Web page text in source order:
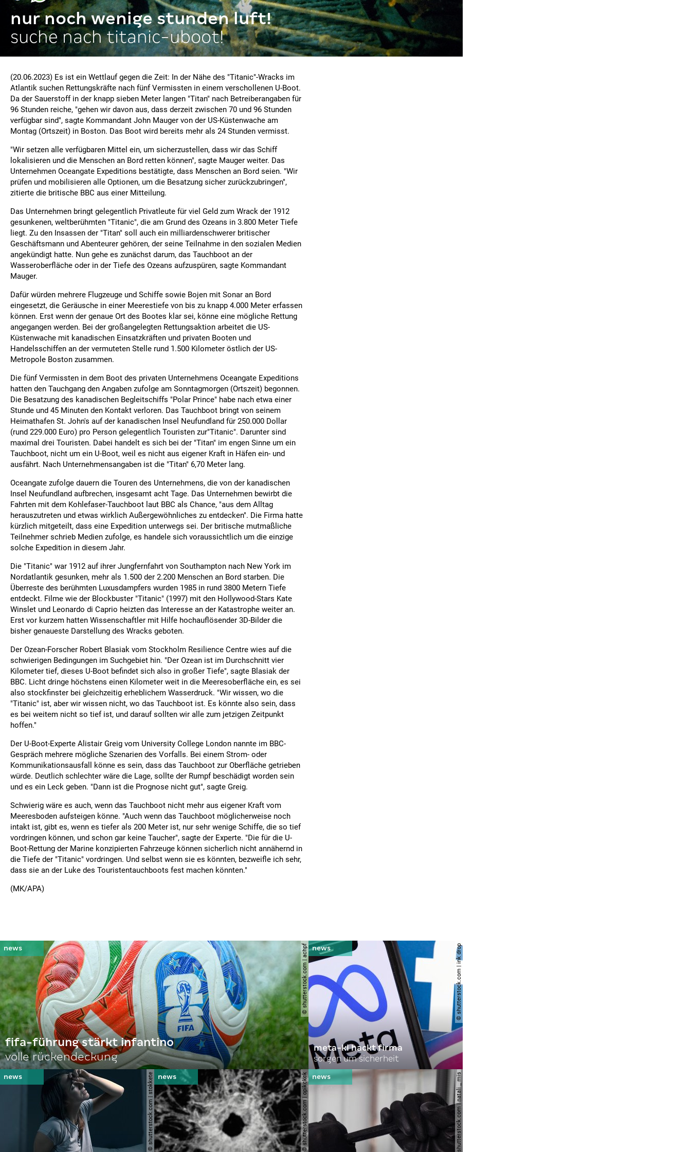
nur noch wenige stunden luft!
suche nach titanic-uboot!
(20.06.2023) Es ist ein Wettlauf gegen die Zeit: In der Nähe des "Titanic"-Wracks im
Atlantik suchen Rettungskräfte nach fünf Vermissten in einem verschollenen U-Boot.
Da der Sauerstoff in der knapp sieben Meter langen "Titan" nach Betreiberangaben für
96 Stunden reiche, "gehen wir davon aus, dass derzeit zwischen 70 und 96 Stunden
verfügbar sind", sagte Kommandant John Mauger von der US-Küstenwache am
Montag (Ortszeit) in Boston. Das Boot wird bereits mehr als 24 Stunden vermisst.
"Wir setzen alle verfügbaren Mittel ein, um sicherzustellen, dass wir das Schiff
lokalisieren und die Menschen an Bord retten können", sagte Mauger weiter. Das
Unternehmen Oceangate Expeditions bestätigte, dass Menschen an Bord seien. "Wir
prüfen und mobilisieren alle Optionen, um die Besatzung sicher zurückzubringen",
zitierte die britische BBC aus einer Mitteilung.
Das Unternehmen bringt gelegentlich Privatleute für viel Geld zum Wrack der 1912
gesunkenen, weltberühmten "Titanic", die am Grund des Ozeans in 3.800 Meter Tiefe
liegt. Zu den Insassen der "Titan" soll auch ein milliardenschwerer britischer
Geschäftsmann und Abenteurer gehören, der seine Teilnahme in den sozialen Medien
angekündigt hatte. Nun gehe es zunächst darum, das Tauchboot an der
Wasseroberfläche oder in der Tiefe des Ozeans aufzuspüren, sagte Kommandant
Mauger.
Dafür würden mehrere Flugzeuge und Schiffe sowie Bojen mit Sonar an Bord
eingesetzt, die Geräusche in einer Meerestiefe von bis zu knapp 4.000 Meter erfassen
können. Erst wenn der genaue Ort des Bootes klar sei, könne eine mögliche Rettung
angegangen werden. Bei der großangelegten Rettungsaktion arbeitet die US-
Küstenwache mit kanadischen Einsatzkräften und privaten Booten und
Handelsschiffen an der vermuteten Stelle rund 1.500 Kilometer östlich der US-
Metropole Boston zusammen.
Die fünf Vermissten in dem Boot des privaten Unternehmens Oceangate Expeditions
hatten den Tauchgang den Angaben zufolge am Sonntagmorgen (Ortszeit) begonnen.
Die Besatzung des kanadischen Begleitschiffs "Polar Prince" habe nach etwa einer
Stunde und 45 Minuten den Kontakt verloren. Das Tauchboot bringt von seinem
Heimathafen St. John's auf der kanadischen Insel Neufundland für 250.000 Dollar
(rund 229.000 Euro) pro Person gelegentlich Touristen zur"Titanic". Darunter sind
maximal drei Touristen. Dabei handelt es sich bei der "Titan" im engen Sinne um ein
Tauchboot, nicht um ein U-Boot, weil es nicht aus eigener Kraft in Häfen ein- und
ausfährt. Nach Unternehmensangaben ist die "Titan" 6,70 Meter lang.
Oceangate zufolge dauern die Touren des Unternehmens, die von der kanadischen
Insel Neufundland aufbrechen, insgesamt acht Tage. Das Unternehmen bewirbt die
Fahrten mit dem Kohlefaser-Tauchboot laut BBC als Chance, "aus dem Alltag
herauszutreten und etwas wirklich Außergewöhnliches zu entdecken". Die Firma hatte
kürzlich mitgeteilt, dass eine Expedition unterwegs sei. Der britische mutmaßliche
Teilnehmer schrieb Medien zufolge, es handele sich voraussichtlich um die einzige
solche Expedition in diesem Jahr.
Die "Titanic" war 1912 auf ihrer Jungfernfahrt von Southampton nach New York im
Nordatlantik gesunken, mehr als 1.500 der 2.200 Menschen an Bord starben. Die
Überreste des berühmten Luxusdampfers wurden 1985 in rund 3800 Metern Tiefe
entdeckt. Filme wie der Blockbuster "Titanic" (1997) mit den Hollywood-Stars Kate
Winslet und Leonardo di Caprio heizten das Interesse an der Katastrophe weiter an.
Erst vor kurzem hatten Wissenschaftler mit Hilfe hochauflösender 3D-Bilder die
bisher genaueste Darstellung des Wracks geboten.
Der Ozean-Forscher Robert Blasiak vom Stockholm Resilience Centre wies auf die
schwierigen Bedingungen im Suchgebiet hin. "Der Ozean ist im Durchschnitt vier
Kilometer tief, dieses U-Boot befindet sich also in großer Tiefe", sagte Blasiak der
BBC. Licht dringe höchstens einen Kilometer weit in die Meeresoberfläche ein, es sei
also stockfinster bei gleichzeitig erheblichem Wasserdruck. "Wir wissen, wo die
"Titanic" ist, aber wir wissen nicht, wo das Tauchboot ist. Es könnte also sein, dass
es bei weitem nicht so tief ist, und darauf sollten wir alle zum jetzigen Zeitpunkt
hoffen."
Der U-Boot-Experte Alistair Greig vom University College London nannte im BBC-
Gespräch mehrere mögliche Szenarien des Vorfalls. Bei einem Strom- oder
Kommunikationsausfall könne es sein, dass das Tauchboot zur Oberfläche getrieben
würde. Deutlich schlechter wäre die Lage, sollte der Rumpf beschädigt worden sein
und es ein Leck geben. "Dann ist die Prognose nicht gut", sagte Greig.
Schwierig wäre es auch, wenn das Tauchboot nicht mehr aus eigener Kraft vom
Meeresboden aufsteigen könne. "Auch wenn das Tauchboot möglicherweise noch
intakt ist, gibt es, wenn es tiefer als 200 Meter ist, nur sehr wenige Schiffe, die so tief
vordringen können, und schon gar keine Taucher", sagte der Experte. "Die für die U-
Boot-Rettung der Marine konzipierten Fahrzeuge können sicherlich nicht annähernd in
die Tiefe der "Titanic" vordringen. Und selbst wenn sie es könnten, bezweifle ich sehr,
dass sie an der Luke des Touristentauchboots fest machen könnten."
(MK/APA)
© shutterstock.com | achpf
fifa-führung stärkt infantino
volle rückendeckung
© shutterstock.com | ink drop
meta-ki hackt firma
sorgen um sicherheit
© shutterstock.com | stokkete © shutterstock.com | opikckck © shutterstock.com | natali _ mis